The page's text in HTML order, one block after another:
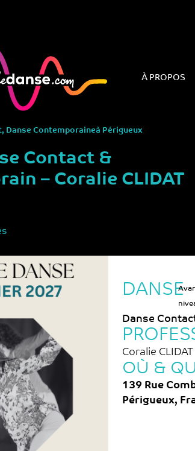
À PROPOS
, Danse Contemporaineà Périgueux
Contact &
– Coralie CLIDAT
DANSE
Danse
Coralie CLIDAT
OÙ &
139 Rue
Périgueux,